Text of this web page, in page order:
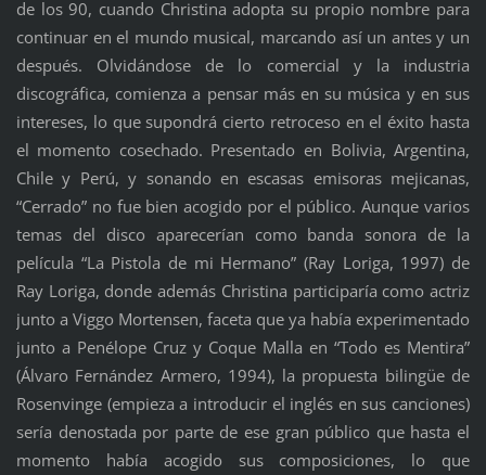
de los 90, cuando Christina adopta su propio nombre para
continuar en el mundo musical, marcando así un antes y un
después. Olvidándose de lo comercial y la industria
discográfica, comienza a pensar más en su música y en sus
intereses, lo que supondrá cierto retroceso en el éxito hasta
el momento cosechado. Presentado en Bolivia, Argentina,
Chile y Perú, y sonando en escasas emisoras mejicanas,
“Cerrado” no fue bien acogido por el público. Aunque varios
temas del disco aparecerían como banda sonora de la
película “La Pistola de mi Hermano” (Ray Loriga, 1997) de
Ray Loriga, donde además Christina participaría como actriz
junto a Viggo Mortensen, faceta que ya había experimentado
junto a Penélope Cruz y Coque Malla en “Todo es Mentira”
(Álvaro Fernández Armero, 1994), la propuesta bilingüe de
Rosenvinge (empieza a introducir el inglés en sus canciones)
sería denostada por parte de ese gran público que hasta el
momento había acogido sus composiciones, lo que